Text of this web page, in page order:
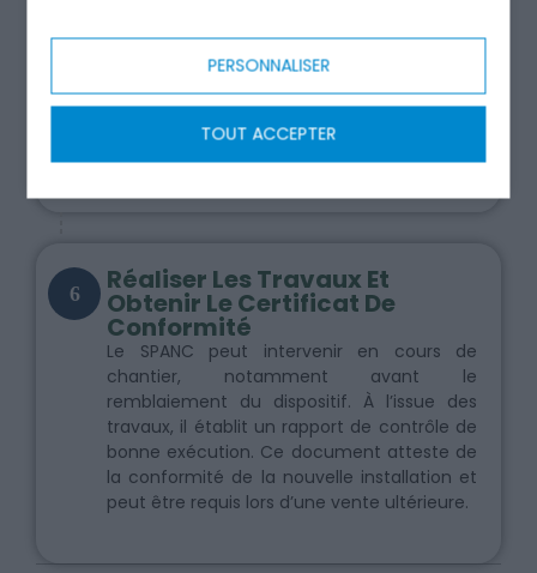
PERSONNALISER
TOUT ACCEPTER
SPANC avant le début des travaux. Cette
étape permet de s’assurer que le dispositif
retenu et son implantation sont conformes
6 Réaliser Les Travaux Et
Obtenir Le Certificat De
Conformité
Le SPANC peut intervenir en cours de
chantier, notamment avant le
remblaiement du dispositif. À l’issue des
travaux, il établit un rapport de contrôle de
bonne exécution. Ce document atteste de
la conformité de la nouvelle installation et
peut être requis lors d’une vente ultérieure.